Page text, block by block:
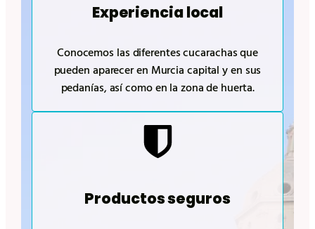
Experiencia local
Conocemos las diferentes cucarachas que
pueden aparecer en Murcia capital y en sus
pedanías, así como en la zona de huerta.
Productos seguros